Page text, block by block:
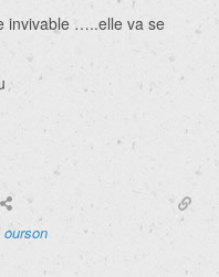
invivable …..elle va se